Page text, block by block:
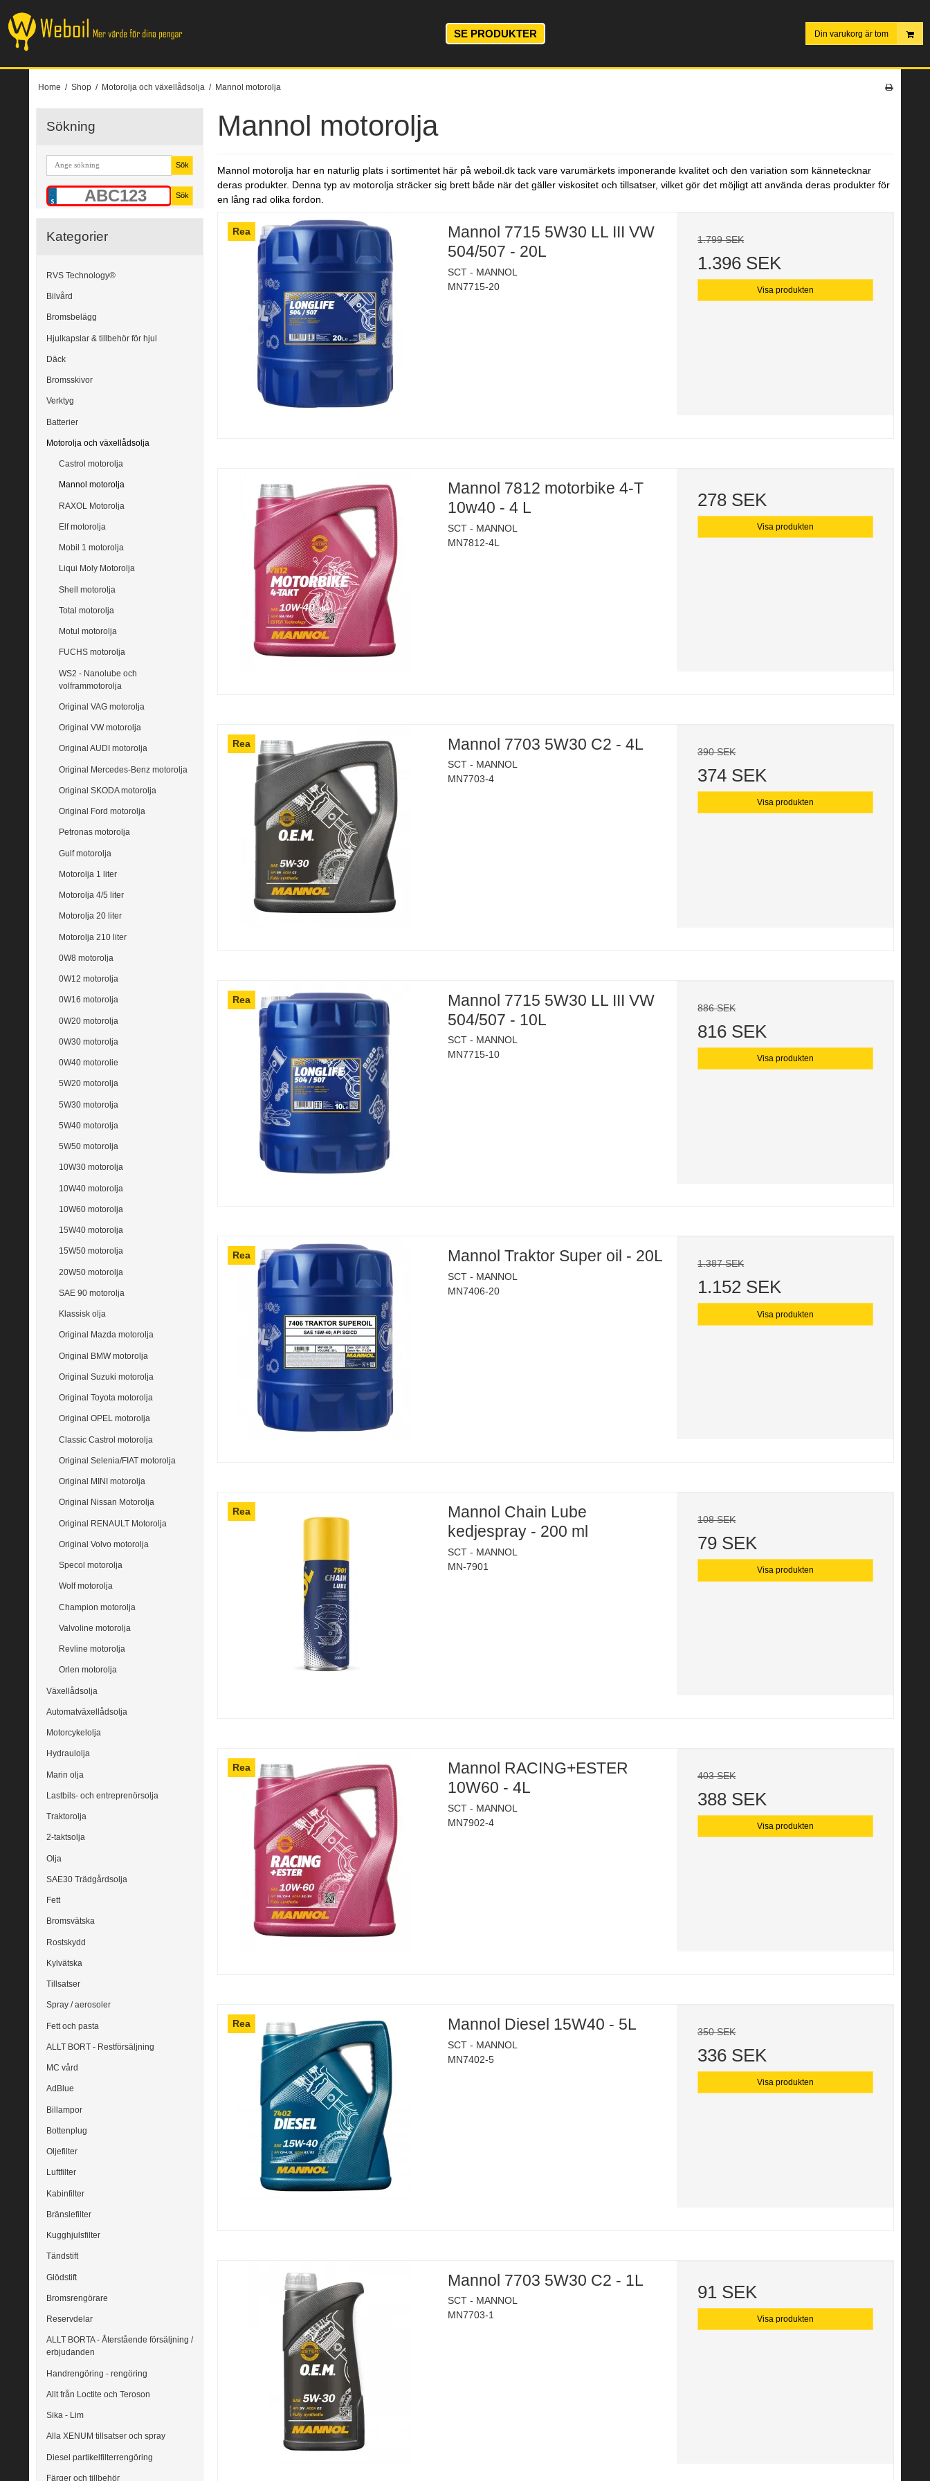
SE PRODUKTER Din varukorg är tom
Home / Shop / Motorolja och växellådsolja / Mannol motorolja
Sökning
Sök
Sök
Kategorier
RVS Technology®
Bilvård
Bromsbelägg
Hjulkapslar & tillbehör för hjul
Däck
Bromsskivor
Verktyg
Batterier
Motorolja och växellådsolja
Castrol motorolja
Mannol motorolja
RAXOL Motorolja
Elf motorolja
Mobil 1 motorolja
Liqui Moly Motorolja
Shell motorolja
Total motorolja
Motul motorolja
FUCHS motorolja
WS2 - Nanolube och
volframmotorolja
Original VAG motorolja
Original VW motorolja
Original AUDI motorolja
Original Mercedes-Benz motorolja
Original SKODA motorolja
Original Ford motorolja
Petronas motorolja
Gulf motorolja
Motorolja 1 liter
Motorolja 4/5 liter
Motorolja 20 liter
Motorolja 210 liter
0W8 motorolja
0W12 motorolja
0W16 motorolja
0W20 motorolja
0W30 motorolja
0W40 motorolie
5W20 motorolja
5W30 motorolja
5W40 motorolja
5W50 motorolja
10W30 motorolja
10W40 motorolja
10W60 motorolja
15W40 motorolja
15W50 motorolja
20W50 motorolja
SAE 90 motorolja
Klassisk olja
Original Mazda motorolja
Original BMW motorolja
Original Suzuki motorolja
Original Toyota motorolja
Original OPEL motorolja
Classic Castrol motorolja
Original Selenia/FIAT motorolja
Original MINI motorolja
Original Nissan Motorolja
Original RENAULT Motorolja
Original Volvo motorolja
Specol motorolja
Wolf motorolja
Champion motorolja
Valvoline motorolja
Revline motorolja
Orlen motorolja
Växellådsolja
Automatväxellådsolja
Motorcykelolja
Hydraulolja
Marin olja
Lastbils- och entreprenörsolja
Traktorolja
2-taktsolja
Olja
SAE30 Trädgårdsolja
Fett
Bromsvätska
Rostskydd
Kylvätska
Tillsatser
Spray / aerosoler
Fett och pasta
ALLT BORT - Restförsäljning
MC vård
AdBlue
Billampor
Bottenplug
Oljefilter
Luftfilter
Kabinfilter
Bränslefilter
Kugghjulsfilter
Tändstift
Glödstift
Bromsrengörare
Reservdelar
ALLT BORTA - Återstående försäljning /
erbjudanden
Handrengöring - rengöring
Allt från Loctite och Teroson
Sika - Lim
Alla XENUM tillsatser och spray
Diesel partikelfilterrengöring
Färger och tillbehör
Mannol motorolja
Mannol motorolja har en naturlig plats i sortimentet här på weboil.dk tack vare varumärkets imponerande kvalitet och den variation som kännetecknar
deras produkter. Denna typ av motorolja sträcker sig brett både när det gäller viskositet och tillsatser, vilket gör det möjligt att använda deras produkter för
en lång rad olika fordon.
Rea
Mannol 7715 5W30 LL III VW
504/507 - 20L
SCT - MANNOL
MN7715-20
1.799 SEK
1.396 SEK
Visa produkten
Mannol 7812 motorbike 4-T
10w40 - 4 L
SCT - MANNOL
MN7812-4L
278 SEK
Visa produkten
Rea Mannol 7703 5W30 C2 - 4L
SCT - MANNOL
MN7703-4
390 SEK
374 SEK
Visa produkten
Rea
Mannol 7715 5W30 LL III VW
504/507 - 10L
SCT - MANNOL
MN7715-10
886 SEK
816 SEK
Visa produkten
Rea Mannol Traktor Super oil - 20L
SCT - MANNOL
MN7406-20
1.387 SEK
1.152 SEK
Visa produkten
Rea
Mannol Chain Lube
kedjespray - 200 ml
SCT - MANNOL
MN-7901
108 SEK
79 SEK
Visa produkten
Rea
Mannol RACING+ESTER
10W60 - 4L
SCT - MANNOL
MN7902-4
403 SEK
388 SEK
Visa produkten
Rea Mannol Diesel 15W40 - 5L
SCT - MANNOL
MN7402-5
350 SEK
336 SEK
Visa produkten
Mannol 7703 5W30 C2 - 1L
SCT - MANNOL
MN7703-1
91 SEK
Visa produkten